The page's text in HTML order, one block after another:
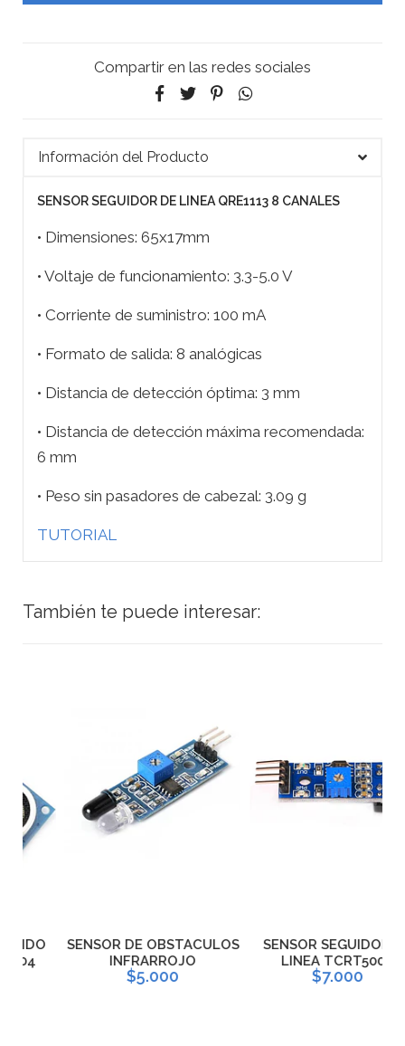
Compartir en las redes sociales
Información del Producto
SENSOR SEGUIDOR DE LINEA QRE1113 8 CANALES
• Dimensiones: 65x17mm
• Voltaje de funcionamiento: 3.3-5.0 V
• Corriente de suministro: 100 mA
• Formato de salida: 8 analógicas
• Distancia de detección óptima: 3 mm
• Distancia de detección máxima recomendada:
6 mm
• Peso sin pasadores de cabezal: 3.09 g
TUTORIAL
También te puede interesar:
SENSOR DE OBSTACULOS
INFRARROJO
$5.000
SENSOR SEGUIDOR DE
LINEA TCRT5000
$7.000